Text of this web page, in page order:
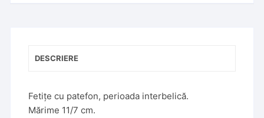
DESCRIERE
Fetițe cu patefon, perioada interbelică.
Mărime 11/7 cm.